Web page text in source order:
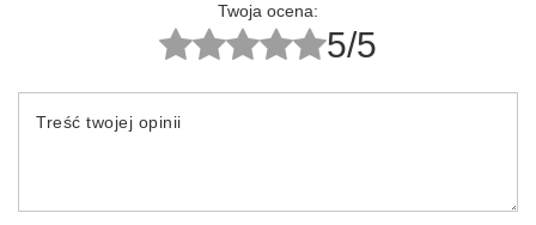
Twoja ocena:
5/5
Treść twojej opinii